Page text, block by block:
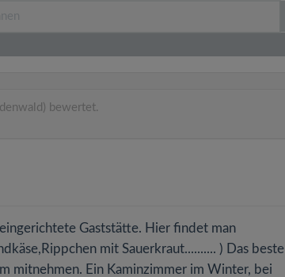
bewertet.
Gaststätte. Hier findet man
mit Sauerkraut.......... ) Das
mitnehmen. Ein Kaminzimmer im Winter, bei